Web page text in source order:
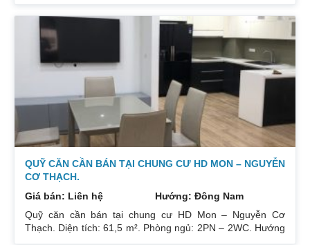
công hướng Đông Nam căn góc nhiều mặt thoáng và có
ban công nhỏ phòng ngủ chính. Đồ nội thất cao cấp bán
để lại toàn bộ nội thất cao cấp theo phong cách Châu Âu.
Sổ đỏ chính chủ xem nhà 24/24. Liên hệ xem nhà:
0832133366
QUỸ CĂN CẦN BÁN TẠI CHUNG CƯ HD MON – NGUYỄN
CƠ THẠCH.
Giá bán: Liên hệ
Hướng: Đông Nam
Quỹ căn cần bán tại chung cư HD Mon – Nguyễn Cơ
Thạch. Diện tích: 61,5 m². Phòng ngủ: 2PN – 2WC. Hướng